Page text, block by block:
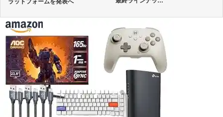
ラットフォームを発表へ